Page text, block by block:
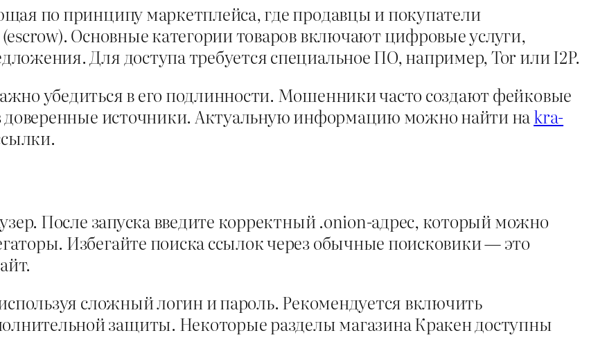
по принципу маркетплейса, где продавцы и покупатели
Основные категории товаров включают цифровые услуги,
Для доступа требуется специальное ПО, например, Tor или I2P.
убедиться в его подлинности. Мошенники часто создают фейковые
доверенные источники. Актуальную информацию можно найти на kra-
После запуска введите корректный .onion-адрес, который можно
Избегайте поиска ссылок через обычные поисковики — это
сложный логин и пароль. Рекомендуется включить
защиты. Некоторые разделы магазина Кракен доступны